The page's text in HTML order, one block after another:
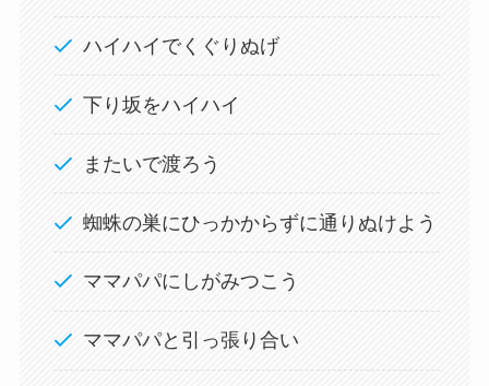
ハイハイでくぐりぬげ
下り坂をハイハイ
またいで渡ろう
蜘蛛の巣にひっかからずに通りぬけよう
ママパパにしがみつこう
ママパパと引っ張り合い